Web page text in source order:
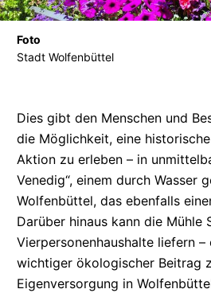
Foto
Stadt Wolfenbüttel
Dies gibt den Menschen und
die Möglichkeit, eine
Aktion zu erleben – in
Venedig“, einem durch Wasser
Wolfenbüttel, das ebenfalls
Darüber hinaus kann die Mühle
Vierpersonenhaushalteliefern –
wichtiger ökologischer Beitrag
Eigenversorgung in